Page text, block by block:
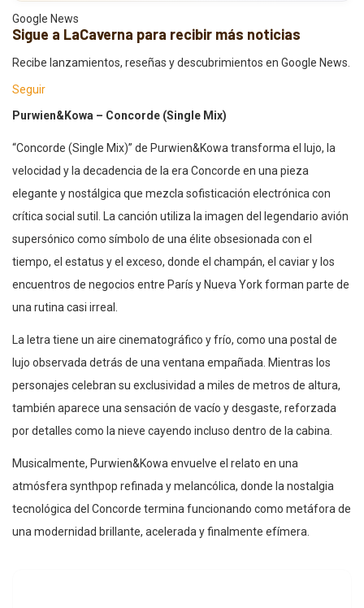
Google News
Sigue a LaCaverna para recibir más noticias
Recibe lanzamientos, reseñas y descubrimientos en Google News.
Seguir
Purwien&Kowa – Concorde (Single Mix)
“Concorde (Single Mix)” de Purwien&Kowa transforma el lujo, la
velocidad y la decadencia de la era Concorde en una pieza
elegante y nostálgica que mezcla sofisticación electrónica con
crítica social sutil. La canción utiliza la imagen del legendario avión
supersónico como símbolo de una élite obsesionada con el
tiempo, el estatus y el exceso, donde el champán, el caviar y los
encuentros de negocios entre París y Nueva York forman parte de
una rutina casi irreal.
La letra tiene un aire cinematográfico y frío, como una postal de
lujo observada detrás de una ventana empañada. Mientras los
personajes celebran su exclusividad a miles de metros de altura,
también aparece una sensación de vacío y desgaste, reforzada
por detalles como la nieve cayendo incluso dentro de la cabina.
Musicalmente, Purwien&Kowa envuelve el relato en una
atmósfera synthpop refinada y melancólica, donde la nostalgia
tecnológica del Concorde termina funcionando como metáfora de
una modernidad brillante, acelerada y finalmente efímera.